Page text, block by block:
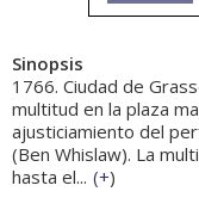
Sinopsis
1766. Ciudad de
multitud en la plaza
ajusticiamiento del
(Ben Whislaw). La
hasta el... (+)